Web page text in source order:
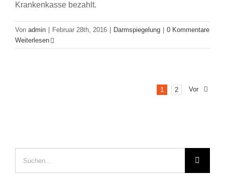
Krankenkasse bezahlt.
Von admin Februar 28th, 2016 Darmspiegelung
0 Kommentare
Weiterlesen
1 2 Vor